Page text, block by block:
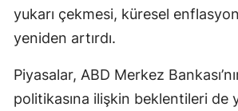
yukarı çekmesi, küresel
yeniden artırdı.
Piyasalar, ABD Merkez
politikasına ilişkin beklentileri de